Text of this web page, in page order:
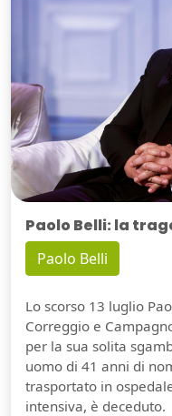
Paolo Belli: la
Paolo Belli
Lo scorso 13 luglio
Correggio e
per la sua solita
uomo di 41 anni di
trasportato in
intensiva, è deceduto.